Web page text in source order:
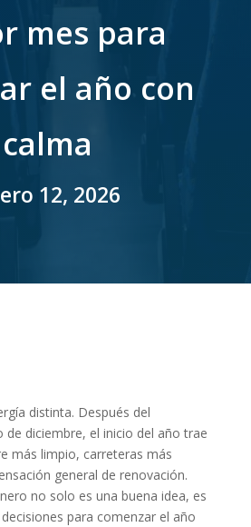
mes para
el año con
calma
12, 2026
distinta. Después del
diciembre, el inicio del año trae
más limpio, carreteras más
general de renovación.
no solo es una buena idea, es
para comenzar el año